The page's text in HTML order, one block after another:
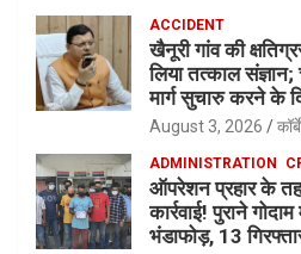
ACCIDENT
खैनूरी गांव की
लिया तत्काल
मार्ग सुचारु करने के
August 3, 2026
ADMINISTRATION
ऑपरेशन प्रहार के
कार्रवाई! पुराने
भंडाफोड़, 13